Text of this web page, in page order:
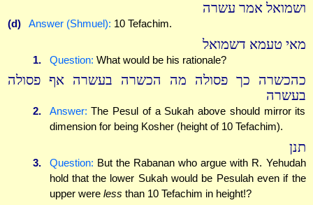
ושמואל אמר עשרה
(d) Answer (Shmuel): 10 Tefachim.
מאי טעמא דשמואל
1. Question: What would be his rationale?
כהכשרה כך פסולה מה הכשרה בעשרה אף פסולה
בעשרה
2. Answer: The Pesul of a Sukah above should mirror its
dimension for being Kosher (height of 10 Tefachim).
תנן
3. Question: But the Rabanan who argue with R. Yehudah
hold that the lower Sukah would be Pesulah even if the
upper were less than 10 Tefachim in height!?